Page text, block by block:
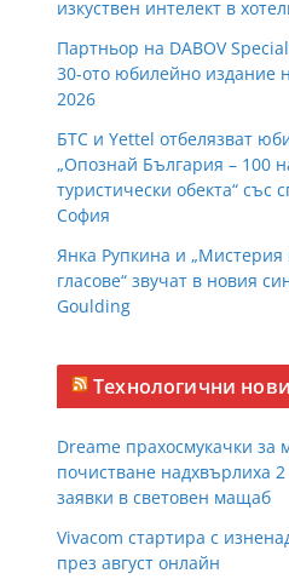
изкуствен интелект в
Партньор на DABOV
30-ото юбилейно издание
2026
БТС и Yettel отбелязват
„Опознай България – 100
туристически обекта“ със
София
Янка Рупкина и „Мистерия
гласове“ звучат в новия
Goulding
Технологични
Dreame прахосмукачки за
почистване надхвърлиха
заявки в световен мащаб
Vivacom стартира с
през август онлайн